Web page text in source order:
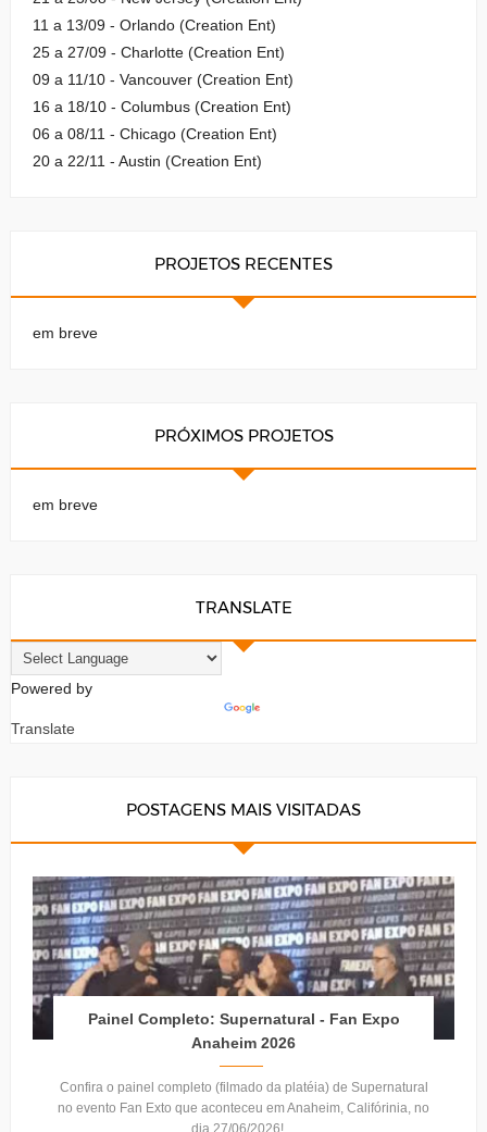
11 a 13/09 - Orlando (Creation Ent)
25 a 27/09 - Charlotte (Creation Ent)
09 a 11/10 - Vancouver (Creation Ent)
16 a 18/10 - Columbus (Creation Ent)
06 a 08/11 - Chicago (Creation Ent)
20 a 22/11 - Austin (Creation Ent)
PROJETOS RECENTES
em breve
PRÓXIMOS PROJETOS
em breve
TRANSLATE
Powered by
Translate
POSTAGENS MAIS VISITADAS
Painel Completo: Supernatural - Fan Expo
Anaheim 2026
Confira o painel completo (filmado da platéia) de Supernatural
no evento Fan Exto que aconteceu em Anaheim, Califórinia, no